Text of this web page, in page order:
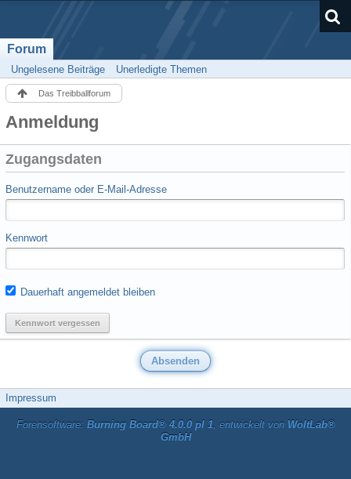
Forum
Ungelesene Beiträge Unerledigte Themen
Das Treibballforum
Anmeldung
Zugangsdaten
Benutzername oder E-Mail-Adresse
Kennwort
Dauerhaft angemeldet bleiben
Kennwort vergessen
Impressum
Forensoftware: Burning Board® 4.0.0 pl 1, entwickelt von WoltLab®
GmbH